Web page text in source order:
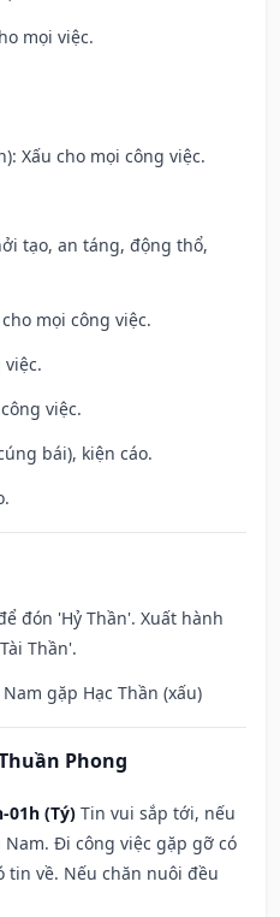
mọi việc.
Xấu cho mọi công việc.
tạo, an táng, động thổ,
mọi công việc.
việc.
việc.
bái), kiện cáo.
đón 'Hỷ Thần'. Xuất hành
Thần'.
gặp Hạc Thần (xấu)
Phong
01h (Tý) Tin vui sắp tới, nếu
Đi công việc gặp gỡ có
tin về. Nếu chăn nuôi đều